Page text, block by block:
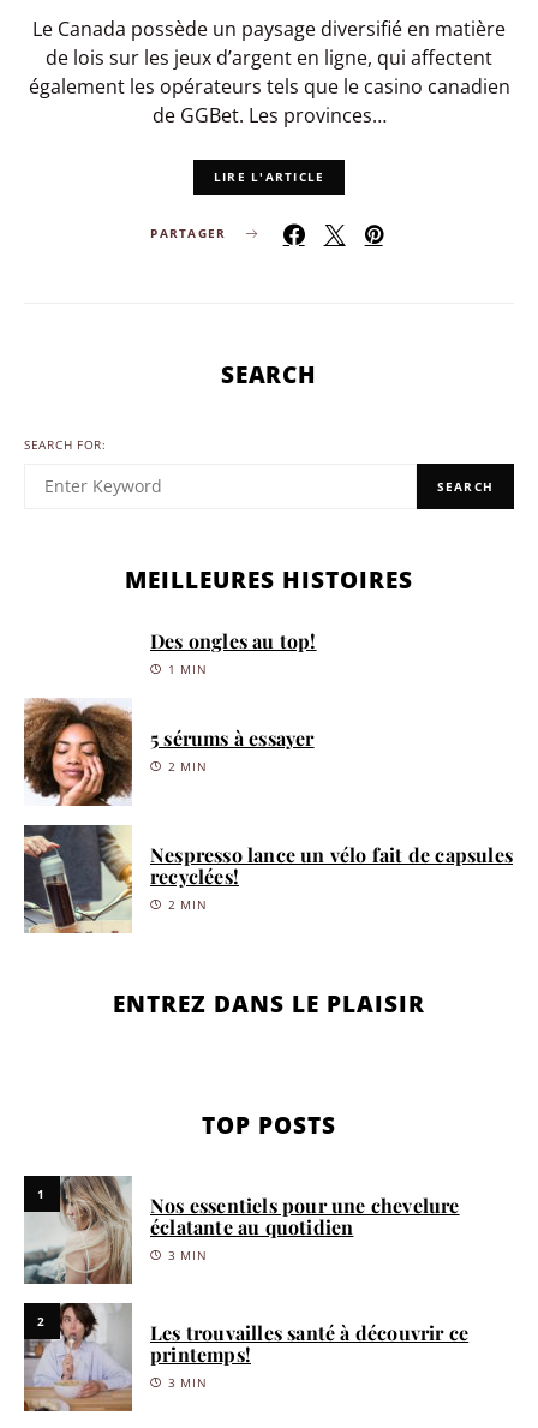
Le Canada possède un paysage diversifié en matière
de lois sur les jeux d’argent en ligne, qui affectent
également les opérateurs tels que le casino canadien
de GGBet. Les provinces…
LIRE L'ARTICLE
PARTAGER
SEARCH
SEARCH FOR:
SEARCH
MEILLEURES HISTOIRES
Des ongles au top!
1 MIN
5 sérums à essayer
2 MIN
Nespresso lance un vélo fait de capsules
recyclées!
2 MIN
ENTREZ DANS LE PLAISIR
TOP POSTS
1
Nos essentiels pour une chevelure
éclatante au quotidien
3 MIN
2
Les trouvailles santé à découvrir ce
printemps!
3 MIN